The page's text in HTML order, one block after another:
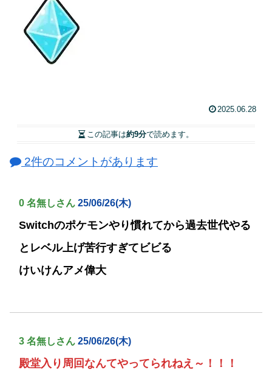
2025.06.28
この記事は約9分で読めます。
2件のコメントがあります
0 名無しさん 25/06/26(木)
Switchのポケモンやり慣れてから過去世代やる
とレベル上げ苦行すぎてビビる
けいけんアメ偉大
3 名無しさん 25/06/26(木)
殿堂入り周回なんてやってられねえ～！！！